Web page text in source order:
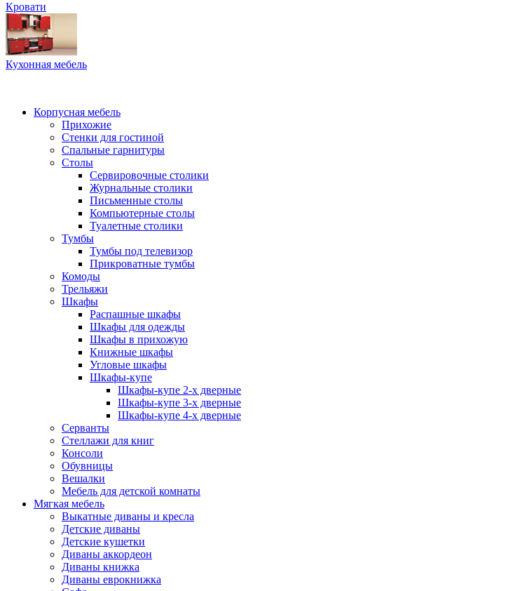
Кровати
Кухонная мебель
Корпусная мебель
Прихожие
Стенки для гостиной
Спальные гарнитуры
Столы
Сервировочные столики
Журнальные столики
Письменные столы
Компьютерные столы
Туалетные столики
Тумбы
Тумбы под телевизор
Прикроватные тумбы
Комоды
Трельяжи
Шкафы
Распашные шкафы
Шкафы для одежды
Шкафы в прихожую
Книжные шкафы
Угловые шкафы
Шкафы-купе
Шкафы-купе 2-x дверные
Шкафы-купе 3-х дверные
Шкафы-купе 4-х дверные
Серванты
Стеллажи для книг
Консоли
Обувницы
Вешалки
Мебель для детской комнаты
Мягкая мебель
Выкатные диваны и кресла
Детские диваны
Детские кушетки
Диваны аккордеон
Диваны книжка
Диваны еврокнижка